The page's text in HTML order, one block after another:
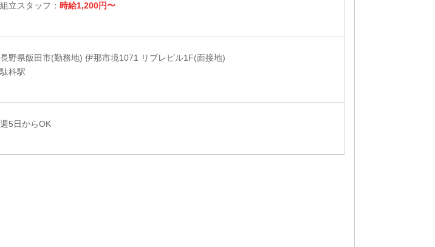
組立スタッフ： 時給1,200円〜
長野県飯田市(勤務地) 伊那市境1071 リブレビル1F(面接地)
駄科駅
週5日からOK